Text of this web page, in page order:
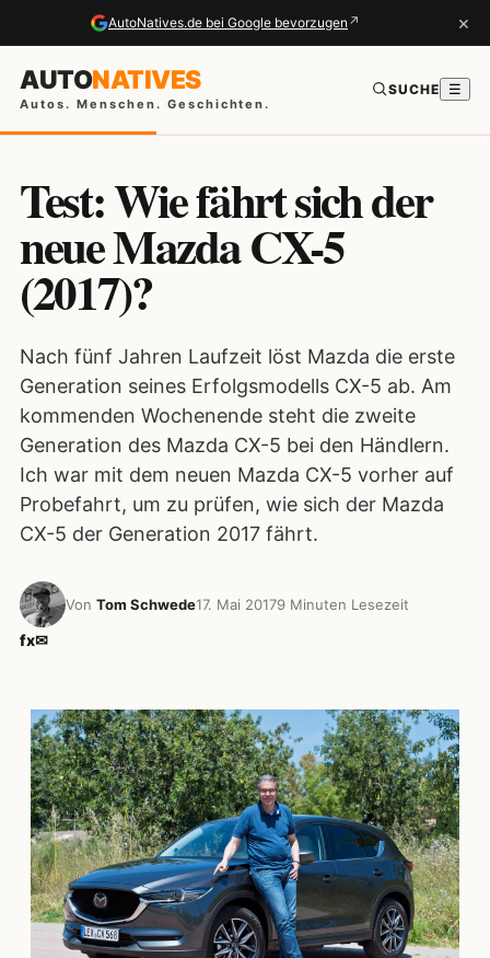
AutoNatives.de bei Google bevorzugen ↗ ×
AUTONATIVES
Autos. Menschen. Geschichten.
SUCHE ☰
Test: Wie fährt sich der
neue Mazda CX-5
(2017)?
Nach fünf Jahren Laufzeit löst Mazda die erste
Generation seines Erfolgsmodells CX-5 ab. Am
kommenden Wochenende steht die zweite
Generation des Mazda CX-5 bei den Händlern.
Ich war mit dem neuen Mazda CX-5 vorher auf
Probefahrt, um zu prüfen, wie sich der Mazda
CX-5 der Generation 2017 fährt.
Von Tom Schwede17. Mai 20179 Minuten Lesezeit
fx✉